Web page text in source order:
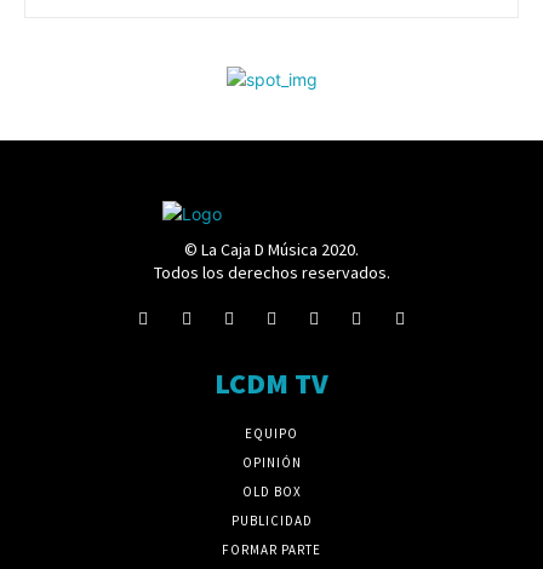
© La Caja D Música 2020.
Todos los derechos reservados.
LCDM TV
EQUIPO
OPINIÓN
OLD BOX
PUBLICIDAD
FORMAR PARTE